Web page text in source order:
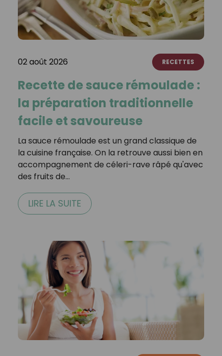
02 août 2026 RECETTES
Recette de sauce rémoulade :
la préparation traditionnelle
facile et savoureuse
La sauce rémoulade est un grand classique de
la cuisine française. On la retrouve aussi bien en
accompagnement de céleri-rave râpé qu'avec
des fruits de…
LIRE LA SUITE